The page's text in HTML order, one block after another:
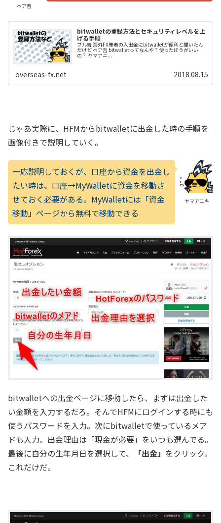
ベア吉
bitwalletの登録方法とセキュリティレベルを上
げる手順
ブル吉 海外FX業者の入出金にbitwalletが便利と聞いたん
だけど ベア吉 bitwalletってなんや？使ったほうがいい
の？ ヤマアニ...
overseas-fx.net 2018.08.15
じゃあ実際に、HFMからbitwalletに出金した時の手順を
画像付きで説明していく。
ヤマアニキ
一応説明しておくが、口座から資金を出金し
たい時は、口座→MyWalletに資金を移動さ
せておく必要がある。MyWalletには「資金
移動」ページから無料で移動できる
bitwalletへの出金ページに移動したら、まずは出金した
い金額を入力するだろ。そんでHFMにログインする時にも
使うパスワードを入力。次にbitwalletで使っているメア
ドも入力。出金理由は「現金が必要」をいつも選んでる。
最後に自分の生年月日を選択して、
「出金」 をクリック。
これだけだ。